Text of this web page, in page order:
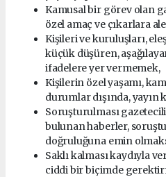
Kamusal bir görev olan
özel amaç ve çıkarlara
Kişileri ve kuruluşları,
küçük düşüren,
ifadelere yer vermemek,
Kişilerin özel yaşamı,
durumlar dışında, yayın
Soruşturulması
bulunan haberler,
doğruluğuna emin
Saklı kalması kaydıyla
ciddi bir biçimde